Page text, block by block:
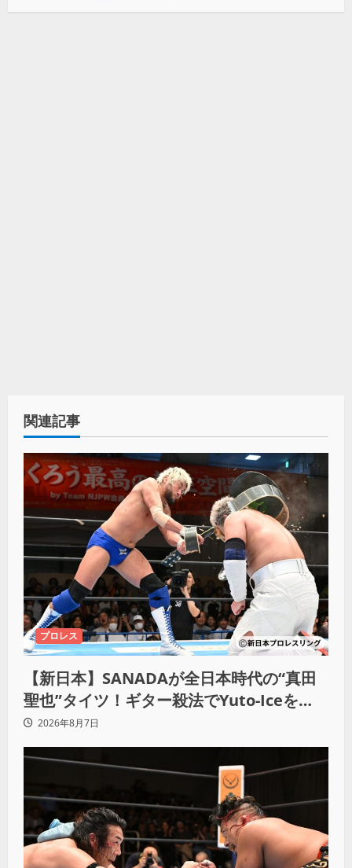
関連記事
プロレス
【新日本】SANADAが全日本時代の“真田
聖也”タイツ！ギター殺法でYuto-Iceを
KO「俺と闘う時は考えろ。感じるな」
2026年8月7日